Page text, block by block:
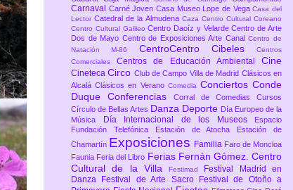
Carnaval Carné JovenCasa Museo Lope de VegaCasa del
LectorCatedral de la Almudena Caza Centro Cultural Coreano
Centro Cultural GalileoCentro Daoíz y VelardeCentro de Arte
Dos de Mayo Centro de Exposiciones Arte CanalCentro de
Natación M-86 CentroCentro Cibeles
Centros
ComercialesCentros de Educación AmbientalCine
CinetecaCirco Club de Campo Villa de Madrid Clásicos en
AlcaláClásicos en Verano Comedia ConciertosConde
Duque Conferencias Corral de Comedias Cursos
Círculo de Bellas Artes Danza Deporte Día Europeo de la
Música
Día Internacional de los Museos
Espacio
Fundación Telefónica
Estación de Atocha
Estación de
Chamartín Exposiciones Familia Faro de Moncloa
Faunia Feria del Libro Ferias Fernán Gómez. Centro
Cultural de la VillaFestimad
Festival Madrid en
Danza
Festival de Arte Sacro
Festival de Otoño a